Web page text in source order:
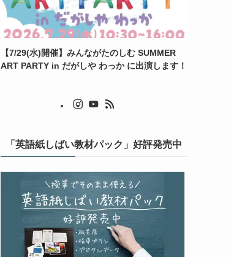
【7/29(水)開催】みんながたのしむ SUMMER
ART PARTY in だがしや わっか に出演します！
「英語紙しばい教材パック」好評発売中